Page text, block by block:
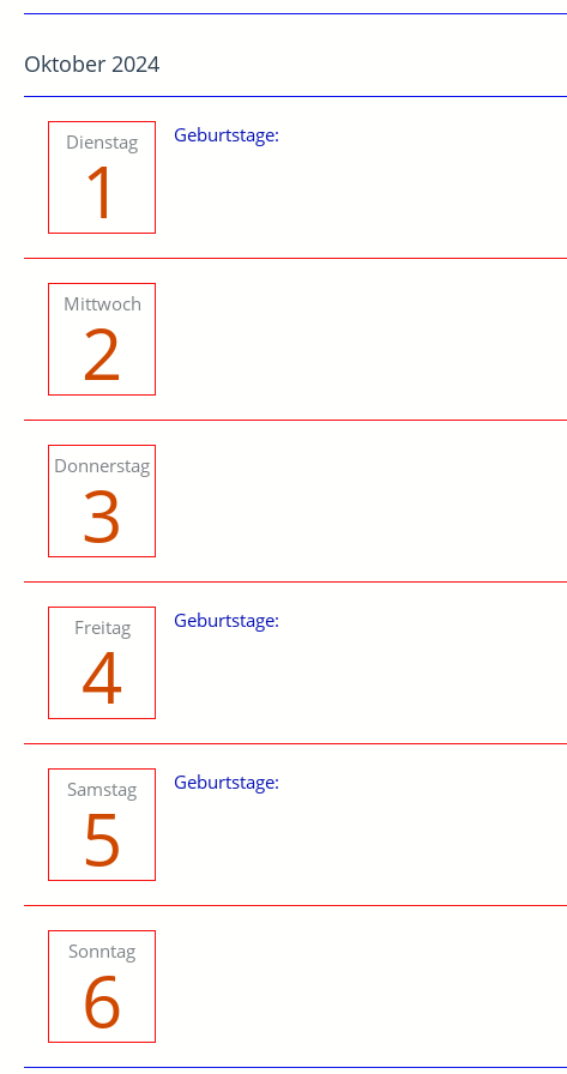
Oktober 2024
Dienstag
1
Geburtstage:
Mittwoch
2
Donnerstag
3
Freitag
4
Geburtstage:
Samstag
5
Geburtstage:
Sonntag
6